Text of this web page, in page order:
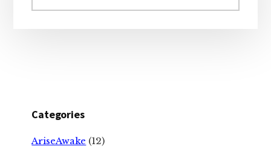
website
Categories
AriseAwake (12)